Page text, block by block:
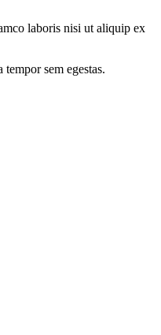
laboris nisi ut aliquip ex
sem egestas.